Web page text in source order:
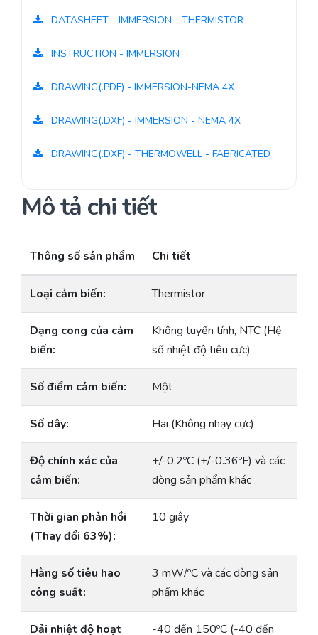
DATASHEET - IMMERSION - THERMISTOR
INSTRUCTION - IMMERSION
DRAWING(.PDF) - IMMERSION-NEMA 4X
DRAWING(.DXF) - IMMERSION - NEMA 4X
DRAWING(.DXF) - THERMOWELL - FABRICATED
Mô tả chi tiết
Thông số sản phẩm Chi tiết
Loại cảm biến: Thermistor
Dạng cong của cảm
biến:
Không tuyến tính, NTC (Hệ
số nhiệt độ tiêu cực)
Số điểm cảm biến: Một
Số dây: Hai (Không nhạy cực)
Độ chính xác của
cảm biến:
+/-0.2ºC (+/-0.36ºF) và các
dòng sản phẩm khác
Thời gian phản hồi
(Thay đổi 63%):
10 giây
Hằng số tiêu hao
công suất:
3 mW/ºC và các dòng sản
phẩm khác
Dải nhiệt độ hoạt -40 đến 150ºC (-40 đến